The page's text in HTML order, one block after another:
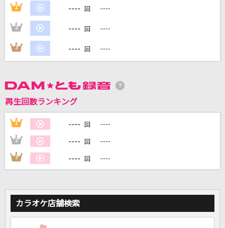
DREAMS COME TRUE
[生音]君の知らない物語
supercell
Juice=Juice
[生音]Tinder
アンと私
1 ---- 回 ----
2 ---- 回 ----
3 ---- 回 ----
再生回数ランキング
1 ---- 回 ----
2 ---- 回 ----
3 ---- 回 ----
カラオケ店舗検索